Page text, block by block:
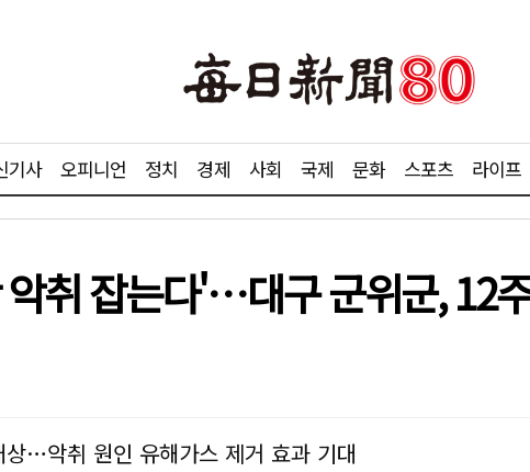
기사 오피니언 정치 경제 사회 국제 문화 스포츠 라이프
취 잡는다'…대구 군위군, 12
…악취 원인 유해가스 제거 효과 기대